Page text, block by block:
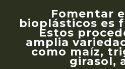
Fomentar
bioplásticos es
Estos
amplia
como maíz,
girasol,